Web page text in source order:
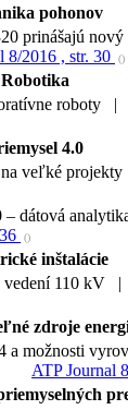
pohonov
prinášajú
8/2016 , str. 30 ()
Robotika
roboty |
4.0
na veľké
– dátová
()
inštalácie
vedení 110 kV |
zdroje
možnosti
ATP Journal